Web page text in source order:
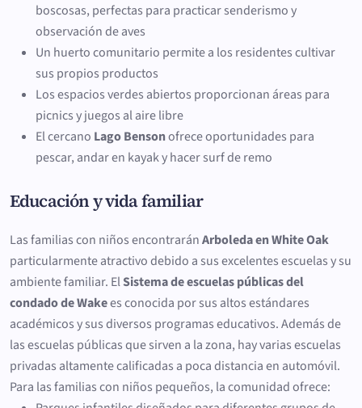
boscosas, perfectas para practicar senderismo y
observación de aves
Un huerto comunitario permite a los residentes cultivar
sus propios productos
Los espacios verdes abiertos proporcionan áreas para
picnics y juegos al aire libre
El cercano Lago Bensonofrece oportunidades para
pescar, andar en kayak y hacer surf de remo
Educación y vida familiar
Las familias con niños encontraránArboleda en White Oak
particularmente atractivo debido a sus excelentes escuelas y su
ambiente familiar. ElSistema de escuelas públicas del
condado de Wakees conocida por sus altos estándares
académicos y sus diversos programas educativos. Además de
las escuelas públicas que sirven a la zona, hay varias escuelas
privadas altamente calificadas a poca distancia en automóvil.
Para las familias con niños pequeños, la comunidad ofrece: